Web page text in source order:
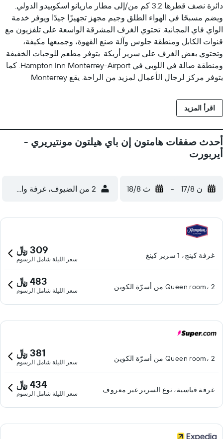
دائرة نصف قطرها 3.2 كم من/إلى مطار ماريانو اسكوبيدو الدولي.
ويضم مسبحًا في الهواء الطلق وجيم مجهز تجهيزًا جيدًا ويوفر خدمة
الواي فاي المجانية. تحتوي الغرف المشرقة الواسعة على تلفزيون مع
قنوات الكابل ومنطقة جلوس وآلة صنع القهوة، وجميعها مكيفة،
وتحتوي بعض الغرف على سرير أريكة. يتوفر مطعم للوجبات الخفيفة
ومنطقة صالة في اللوبي في Hampton Inn Monterrey-Airport. كما
يتوفر مركز لرجال الأعمال لمزيد من الراحة. يقع Monterrey
يقع شلال Cola de Caballo على بعد ساعة بالسيارة.
اقرأ المزيد
أحدث صفقات هامتون إن باي هيلتون مونتيريري -
أيربورت
ن 17/8 - ث 18/8 2 من الضيوف، غرفة واحدة
غرفة كينج، 1 سرير كينغ 309 ﷼
سعر الليلة شامل الرسوم
Queen room، 2 من أسرّة الكوين 483 ﷼
سعر الليلة شامل الرسوم
Queen room، 2 من أسرّة الكوين 381 ﷼
سعر الليلة شامل الرسوم
غرفة قياسية، نوع السرير غير معروف 434 ﷼
سعر الليلة شامل الرسوم